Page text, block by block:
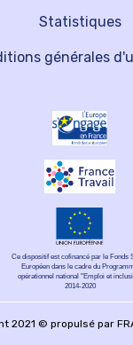
Statistiques
générales
Ce dispositif est cofinancé par le Fonds
Européen dans le cadre du
opérationnel national "Emploi et
2014-2020
2021 © propulsé par